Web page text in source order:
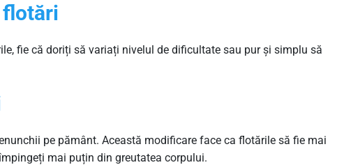
flotări
fie că doriți să variați nivelul de dificultate sau pur și simplu să
pe pământ. Această modificare face ca flotările să fie mai
mai puțin din greutatea corpului.